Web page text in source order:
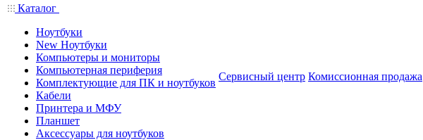
Каталог
Ноутбуки
New Ноутбуки
Компьютеры и мониторы
Компьютерная периферия
Комплектующие для ПК и ноутбуков
Кабели
Принтера и МФУ
Планшет
Аксессуары для ноутбуков
Сервисный центр Комиссионная продажа